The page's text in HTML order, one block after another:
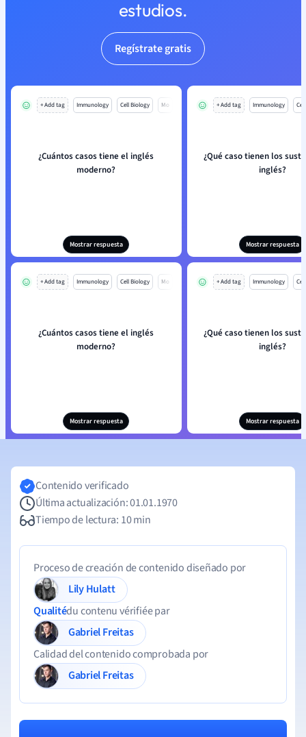
estudios.
Regístrate gratis
+ Add tag Immunology Cell Biology Mo
¿Cuántos casos tiene el inglés
moderno?
Mostrar respuesta
+ Add tag Immunology
¿Qué caso tienen los
inglés?
Mostrar respuesta
+ Add tag Immunology Cell Biology Mo
¿Cuántos casos tiene el inglés
moderno?
Mostrar respuesta
+ Add tag Immunology
¿Qué caso tienen los
inglés?
Mostrar respuesta
Contenido verificado
Última actualización: 01.01.1970
Tiempo de lectura: 10 min
Proceso de creación de contenido diseñado por
Lily Hulatt
Qualitédu contenu vérifiée par
Gabriel Freitas
Calidad del contenido comprobada por
Gabriel Freitas